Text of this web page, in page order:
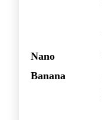
Nano
Banana